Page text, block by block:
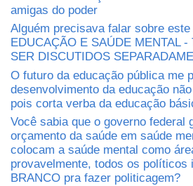
amigas do poder
Alguém precisava falar sobre
EDUCAÇÃO E SAÚDE MENTAL
SER DISCUTIDOS
O futuro da educação pública me
desenvolvimento da educação
pois corta verba da educação
Você sabia que o governo federal
orçamento da saúde em saúde
colocam a saúde mental como
provavelmente, todos os
BRANCO pra fazer politicagem?